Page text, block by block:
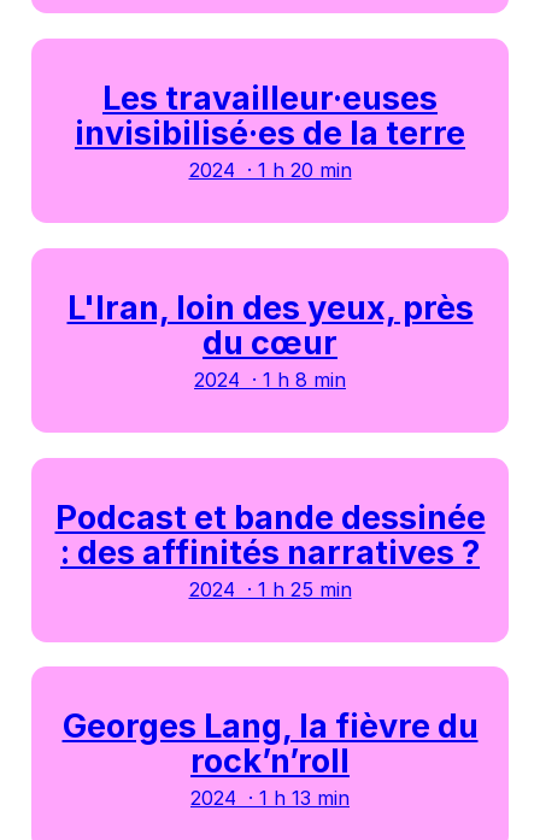
Les travailleur·euses
invisibilisé·es de la terre
2024 · 1 h 20 min
L'Iran, loin des yeux, près
du cœur
2024 · 1 h 8 min
Podcast et bande dessinée
: des affinités narratives ?
2024 · 1 h 25 min
Georges Lang, la fièvre du
rock’n’roll
2024 · 1 h 13 min